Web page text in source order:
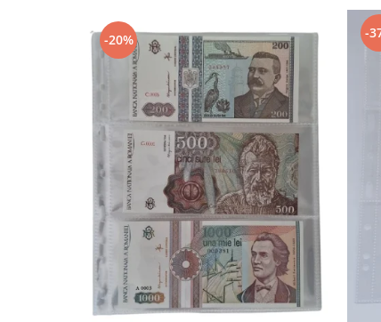
Bancnote Australia si Oceania
Bancnote Europa
Gradate PMG
Timbre si coli Romania
Carte Postala / FDC
Din trusa colectionarului
Insigne/Medalii/Decoratii
-20% -